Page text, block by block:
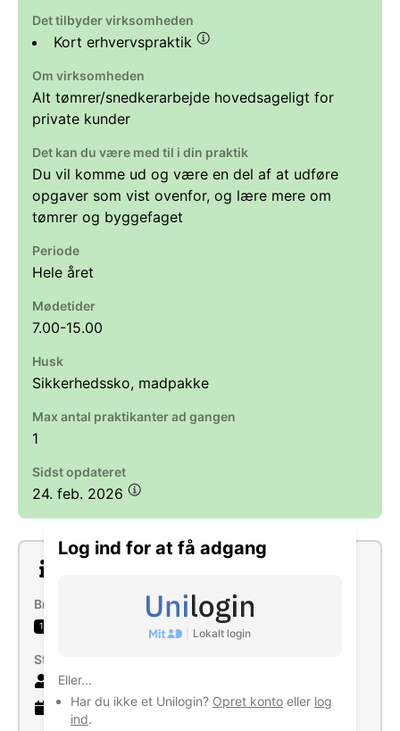
Log ind for at få adgang
Lokalt login
Eller...
Har du ikke et Unilogin? Opret konto eller log
ind.
Det tilbyder virksomheden
Kort erhvervspraktik
Om virksomheden
Alt tømrer/snedkerarbejde hovedsageligt for
private kunder
Det kan du være med til i din praktik
Du vil komme ud og være en del af at udføre
opgaver som vist ovenfor, og lære mere om
tømrer og byggefaget
Periode
Hele året
Mødetider
7.00-15.00
Husk
Sikkerhedssko, madpakke
Max antal praktikanter ad gangen
1
Sidst opdateret
24. feb. 2026
Brancher
1 Tømrer- og bygningssnedkeraktiviteter
Størrelse
13 ansatte
18 år gammel virksomhed